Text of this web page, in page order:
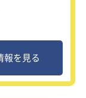
ていきま
を丁寧にヒ
です◎
報を見る